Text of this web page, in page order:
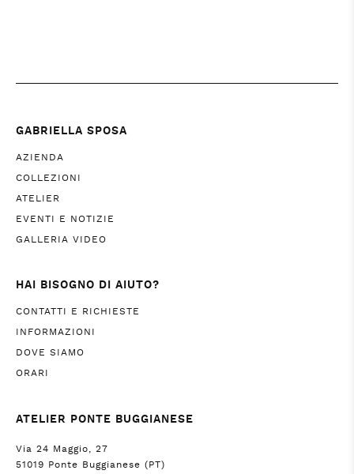
GABRIELLA SPOSA
AZIENDA
COLLEZIONI
ATELIER
EVENTI E NOTIZIE
GALLERIA VIDEO
HAI BISOGNO DI AIUTO?
CONTATTI E RICHIESTE
INFORMAZIONI
DOVE SIAMO
ORARI
ATELIER PONTE BUGGIANESE
Via 24 Maggio, 27
51019 Ponte Buggianese (PT)